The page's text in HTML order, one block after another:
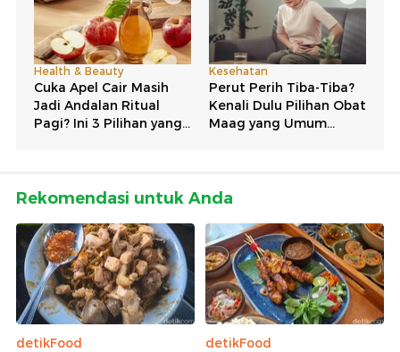
Rekomendasi untuk Anda
detikFood
detikFood